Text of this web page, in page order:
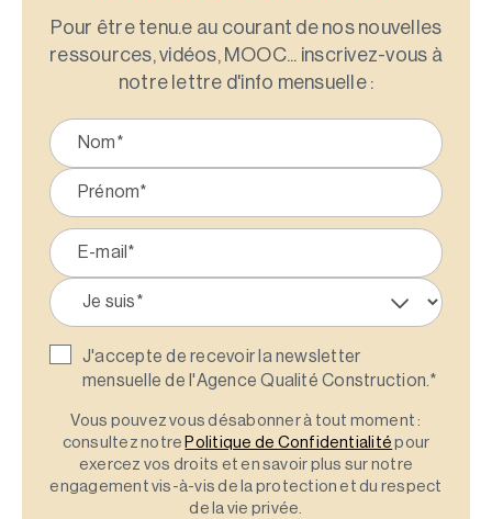
Pour être tenu.e au courant de nos nouvelles
ressources, vidéos, MOOC... inscrivez-vous à
notre lettre d'info mensuelle :
J'accepte de recevoir la newsletter
mensuelle de l'Agence Qualité Construction.*
Vous pouvez vous désabonner à tout moment :
consultez notre Politique de Confidentialité pour
exercez vos droits et en savoir plus sur notre
engagement vis-à-vis de la protection et du respect
de la vie privée.